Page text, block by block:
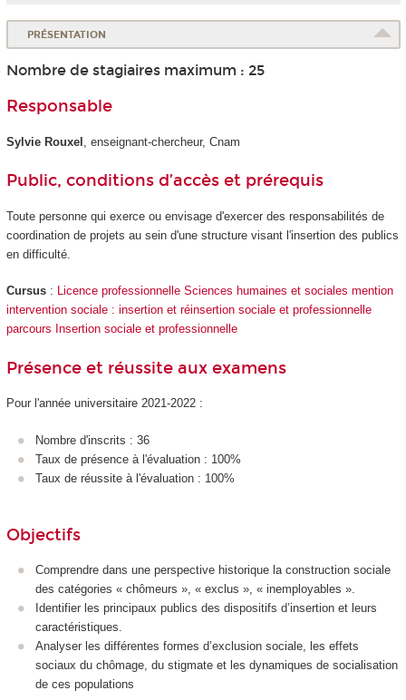
PRÉSENTATION
Nombre de stagiaires maximum : 25
Responsable
Sylvie Rouxel , enseignant-chercheur, Cnam
Public, conditions d’accès et prérequis
Toute personne qui exerce ou envisage d'exercer des responsabilités de
coordination de projets au sein d'une structure visant l'insertion des publics
en difficulté.
Cursus : Licence professionnelle Sciences humaines et sociales mention
intervention sociale : insertion et réinsertion sociale et professionnelle
parcours Insertion sociale et professionnelle
Présence et réussite aux examens
Pour l'année universitaire 2021-2022 :
Nombre d'inscrits : 36
Taux de présence à l'évaluation : 100%
Taux de réussite à l'évaluation : 100%
Objectifs
Comprendre dans une perspective historique la construction sociale
des catégories « chômeurs », « exclus », « inemployables ».
Identifier les principaux publics des dispositifs d’insertion et leurs
caractéristiques.
Analyser les différentes formes d’exclusion sociale, les effets
sociaux du chômage, du stigmate et les dynamiques de socialisation
de ces populations